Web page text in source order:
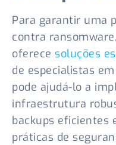
Para garantir uma
contra
oferece soluções
de especialistas
pode ajudá-lo a
infraestrutura
backups eficientes
práticas de